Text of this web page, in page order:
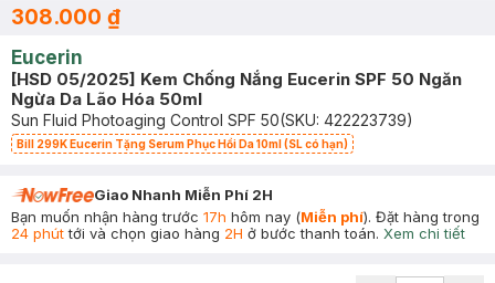
308.000 ₫
Eucerin
[HSD 05/2025] Kem Chống Nắng Eucerin SPF 50 Ngăn
Ngừa Da Lão Hóa 50ml
Sun Fluid Photoaging Control SPF 50(SKU: 422223739)
Bill 299K Eucerin Tặng Serum Phục Hồi Da 10ml (SL có hạn)
Giao Nhanh Miễn Phí 2H
Bạn muốn nhận hàng trước 17h hôm nay (Miễn phí). Đặt hàng trong
24 phúttới và chọn giao hàng 2H ở bước thanh toán. Xem chi tiết